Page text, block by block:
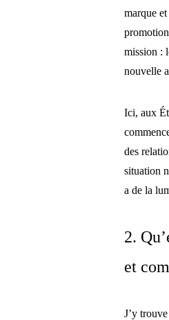
marque
mission :
nouvelle
Ici, aux
des
situation
a de la
2.
et
J’y